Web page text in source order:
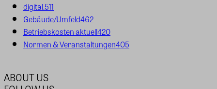
digital.511
Gebäude/Umfeld462
Betriebskosten aktuell420
Normen & Veranstaltungen405
ABOUT US